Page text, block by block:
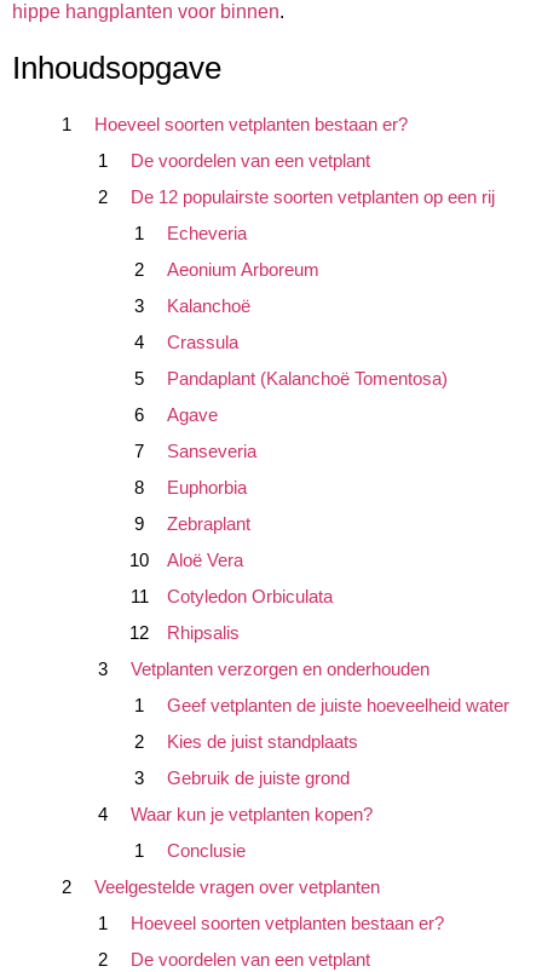
hippe hangplanten voor binnen.
Inhoudsopgave
Hoeveel soorten vetplanten bestaan er?
De voordelen van een vetplant
De 12 populairste soorten vetplanten op een rij
Echeveria
Aeonium Arboreum
Kalanchoë
Crassula
Pandaplant (Kalanchoë Tomentosa)
Agave
Sanseveria
Euphorbia
Zebraplant
Aloë Vera
Cotyledon Orbiculata
Rhipsalis
Vetplanten verzorgen en onderhouden
Geef vetplanten de juiste hoeveelheid water
Kies de juist standplaats
Gebruik de juiste grond
Waar kun je vetplanten kopen?
Conclusie
Veelgestelde vragen over vetplanten
Hoeveel soorten vetplanten bestaan er?
De voordelen van een vetplant